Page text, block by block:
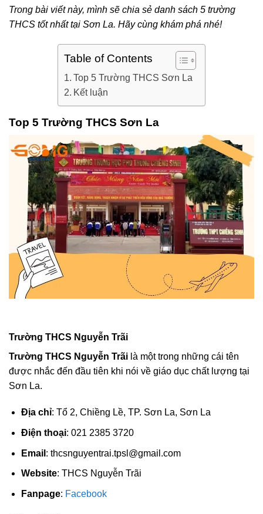
Trong bài viết này, mình sẽ chia sẻ danh sách 5 trường
THCS tốt nhất tại Sơn La. Hãy cùng khám phá nhé!
Table of Contents
Top 5 Trường THCS Sơn La
Kết luận
Top 5 Trường THCS Sơn La
Trường THCS Nguyễn Trãi
Trường THCS Nguyễn Trãi là một trong những cái tên
được nhắc đến đầu tiên khi nói về giáo dục chất lượng tại
Sơn La.
Địa chỉ: Tổ 2, Chiềng Lề, TP. Sơn La, Sơn La
Điện thoại: 021 2385 3720
Email : thcsnguyentrai.tpsl@gmail.com
Website: THCS Nguyễn Trãi
Fanpage: Facebook